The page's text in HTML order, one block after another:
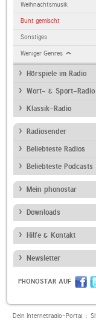
Weihnachtsmusik
Bunt gemischt
Sonstiges
Weniger Genres
Hörspiele im Radio
Wort- & Sport-Radio
Klassik-Radio
Radiosender
Beliebteste Radios
Beliebteste Podcasts
Mein phonostar
Downloads
Hilfe & Kontakt
Newsletter
PHONOSTAR AUF
Dein Internetradio-Portal :